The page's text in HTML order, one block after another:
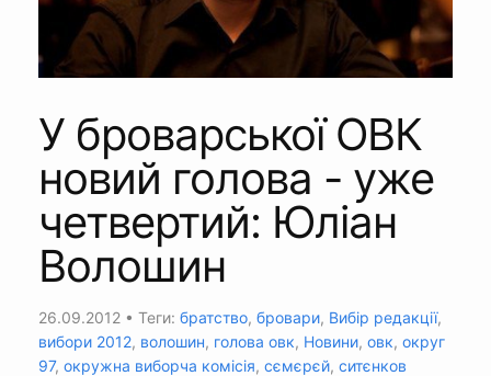
У броварської ОВК
новий голова - уже
четвертий: Юліан
Волошин
26.09.2012 • Теги: братство, бровари, Вибір редакції,
вибори 2012, волошин, голова овк, Новини, овк, округ
97, окружна виборча комісія, сємєрєй, ситєнков